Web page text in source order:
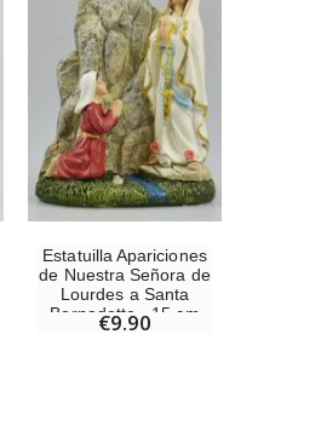
Estatuilla Apariciones
de Nuestra Señora de
Lourdes a Santa
Bernadette - 15 cm
€9.90